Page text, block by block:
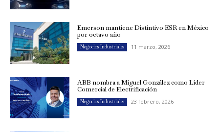
Emerson mantiene Distintivo ESR en México
por octavo año
Negocios Industriales 11 marzo, 2026
ABB nombra a Miguel González como Líder
Comercial de Electrificación
Negocios Industriales 23 febrero, 2026